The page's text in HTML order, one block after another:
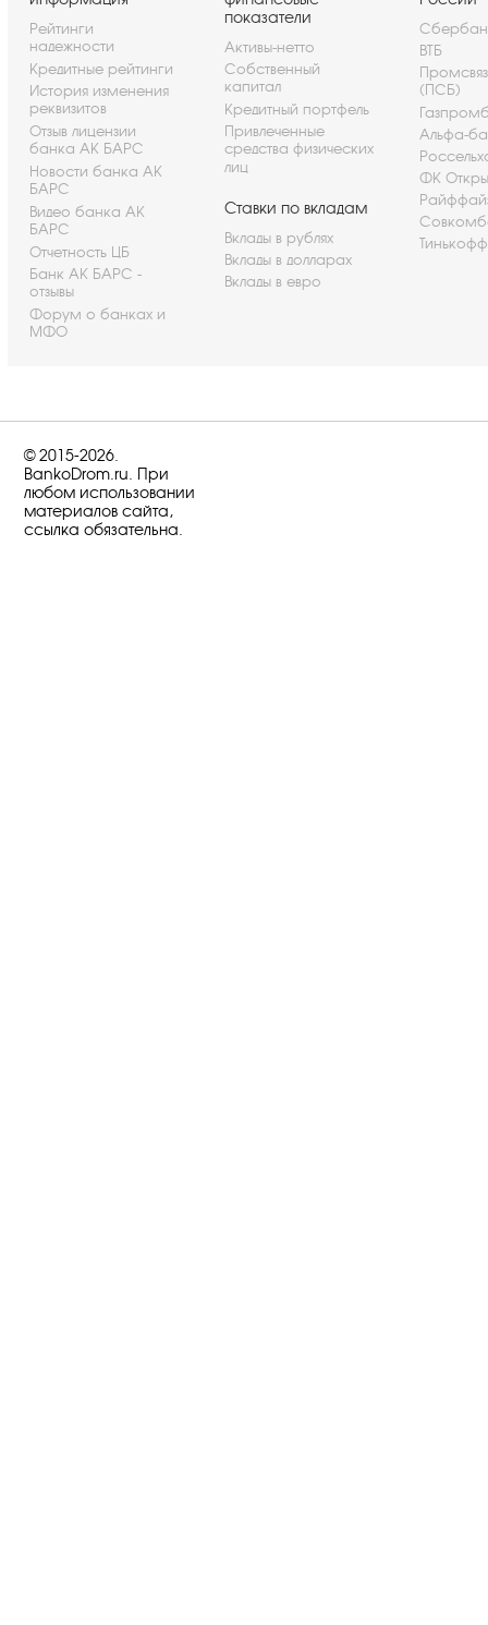
Рейтинги
надежности
Кредитные рейтинги
История изменения
реквизитов
Отзыв лицензии
банка АК БАРС
Новости банка АК
БАРС
Видео банка АК
БАРС
Отчетность ЦБ
Банк АК БАРС -
отзывы
Форум о банках и
МФО
показатели
Активы-нетто
Собственный
капитал
Кредитный портфель
Привлеченные
средства физических
лиц
Ставки по вкладам
Вклады в рублях
Вклады в долларах
Вклады в евро
ВТБ
(ПСБ)
Альфа-
ФК
© 2015-2026.
BankoDrom.ru. При
любом использовании
материалов сайта,
ссылка обязательна.